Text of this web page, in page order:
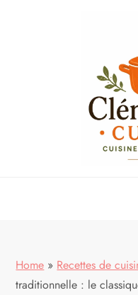
Home » Recettes de
traditionnelle : le